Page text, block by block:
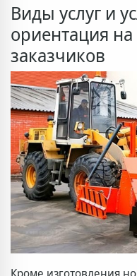
Виды услуг и
ориентация
заказчиков